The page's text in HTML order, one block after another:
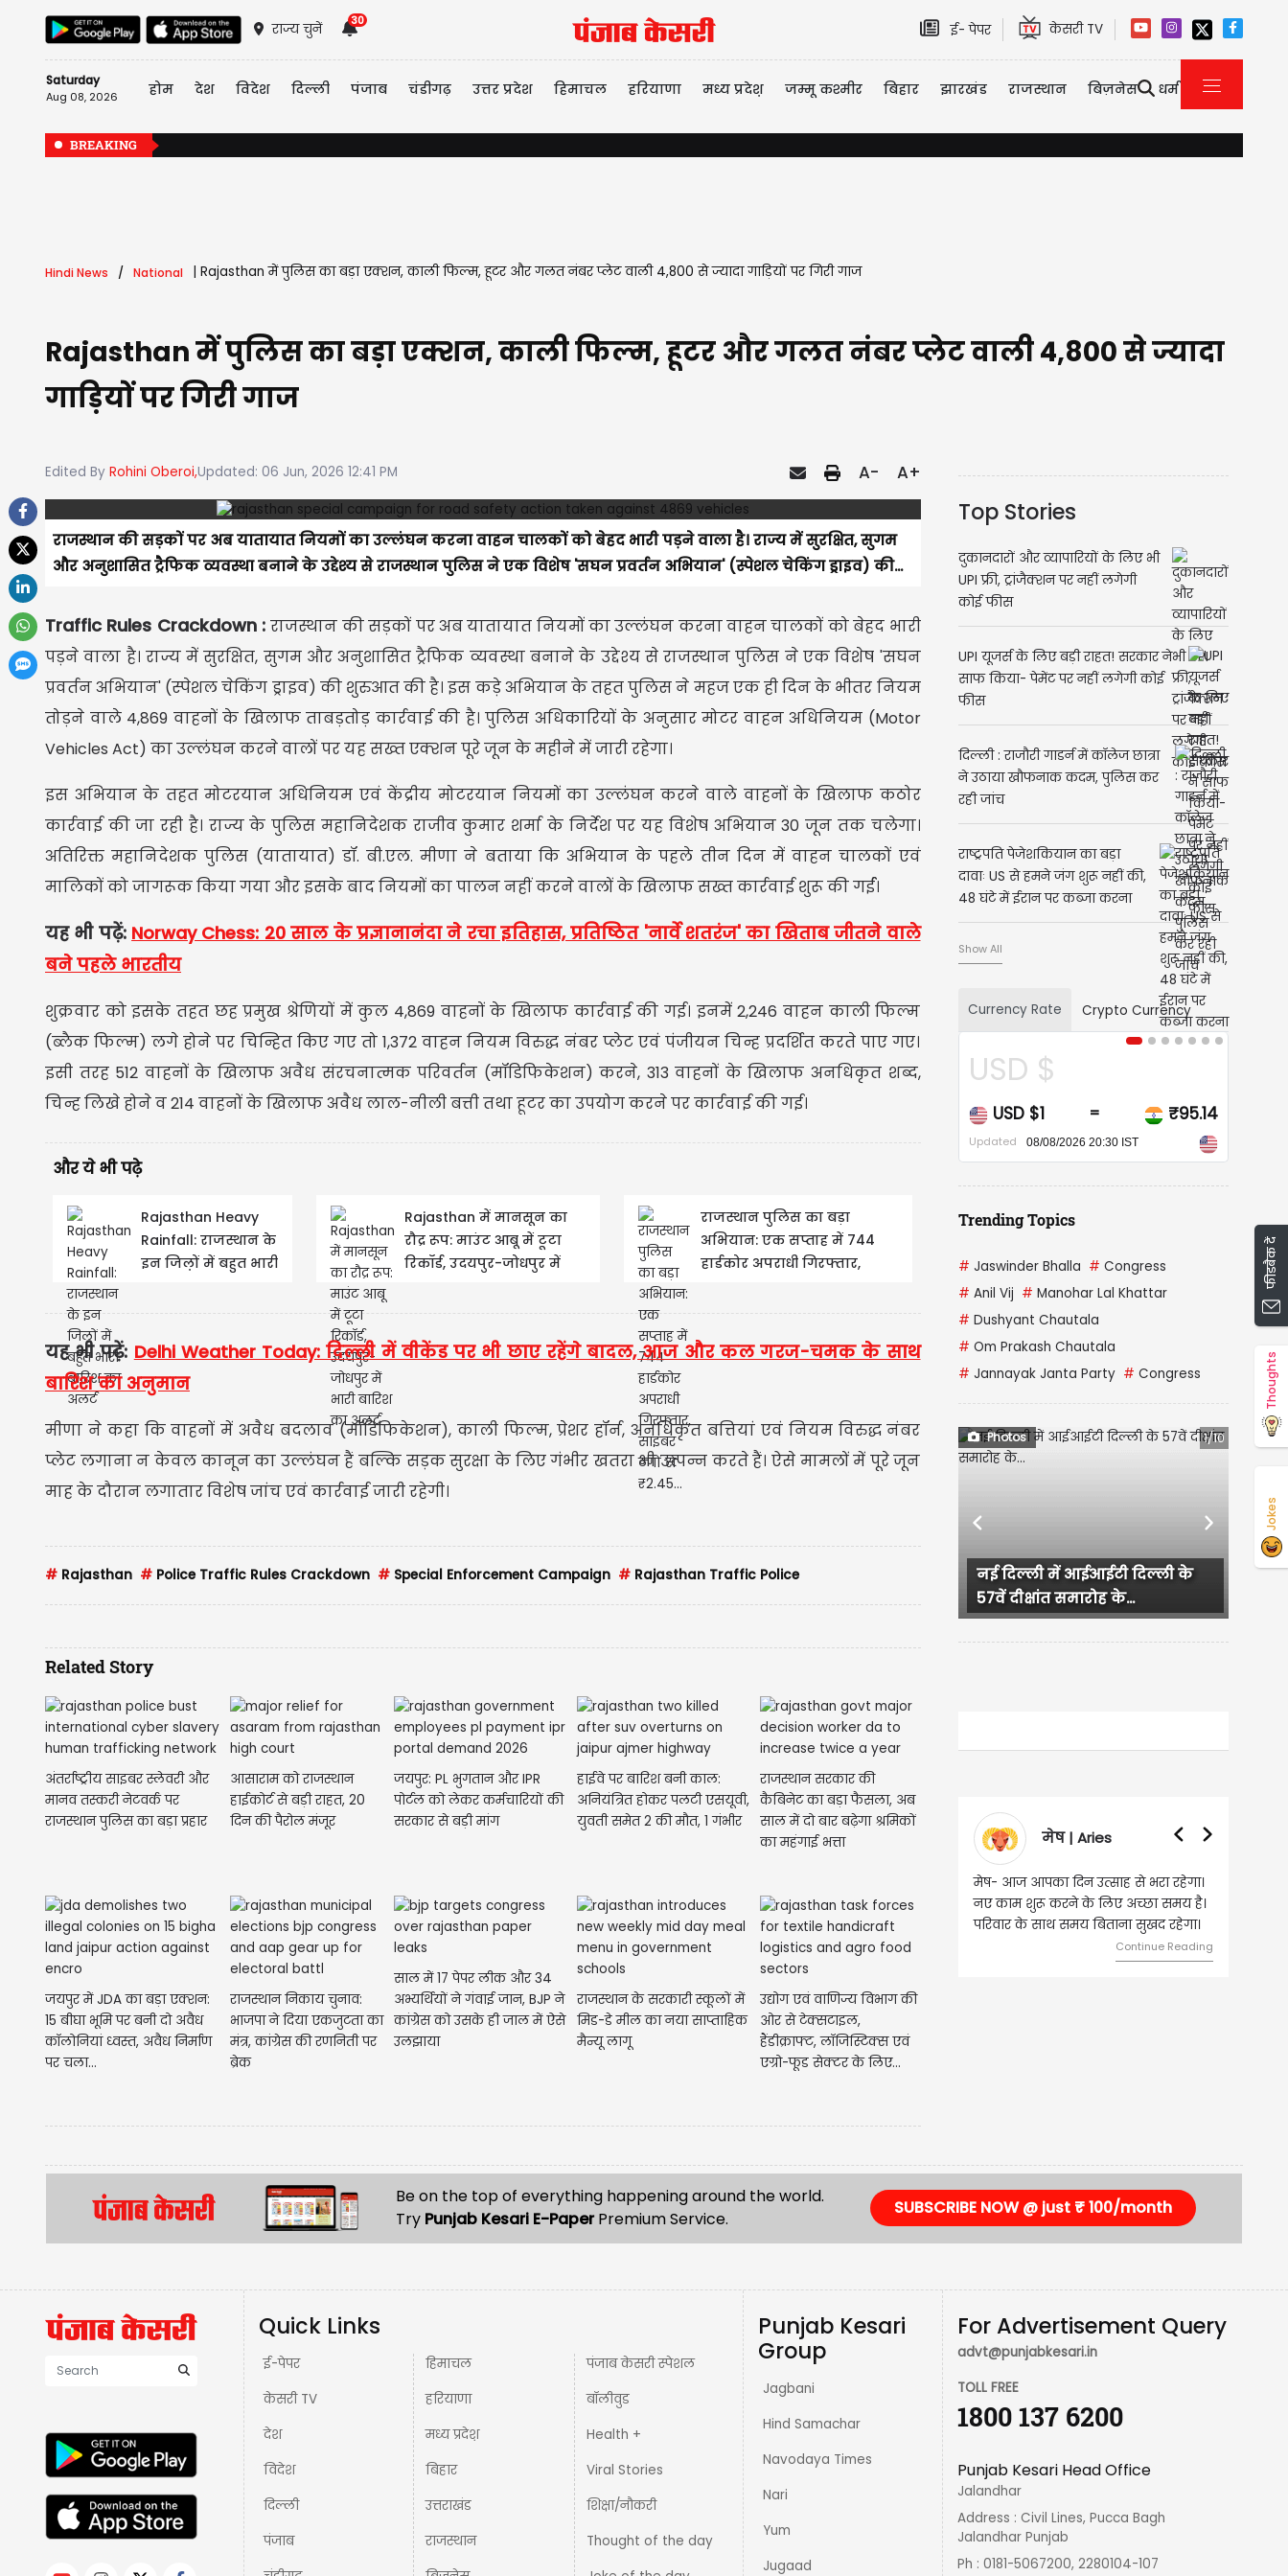
राज्य चुनें
30
ई- पेपर केसरी TV
Saturday
Aug 08, 2026 होम देश विदेश दिल्ली पंजाब चंडीगढ़ उत्तर प्रदेश हिमाचल हरियाणा मध्य प्रदेश़ जम्मू कश्मीर बिहार झारखंड राजस्थान बिज़नेस धर्म
BREAKING
Hindi News National Rajasthan में पुलिस का बड़ा एक्शन, काली फिल्म, हूटर और गलत नंबर प्लेट वाली 4,800 से ज्यादा गाड़ियों पर गिरी गाज
Rajasthan में पुलिस का बड़ा एक्शन, काली फिल्म, हूटर और गलत नंबर प्लेट वाली 4,800 से ज्यादा
गाड़ियों पर गिरी गाज
Edited By Rohini Oberoi,Updated: 06 Jun, 2026 12:41 PM A- A+
राजस्थान की सड़कों पर अब यातायात नियमों का उल्लंघन करना वाहन चालकों को बेहद भारी पड़ने वाला है। राज्य में सुरक्षित, सुगम
और अनुशासित ट्रैफिक व्यवस्था बनाने के उद्देश्य से राजस्थान पुलिस ने एक विशेष 'सघन प्रवर्तन अभियान' (स्पेशल चेकिंग ड्राइव) की...
Traffic Rules Crackdown :राजस्थान की सड़कों पर अब यातायात नियमों का उल्लंघन करना वाहन चालकों को बेहद भारी
पड़ने वाला है। राज्य में सुरक्षित, सुगम और अनुशासित ट्रैफिक व्यवस्था बनाने के उद्देश्य से राजस्थान पुलिस ने एक विशेष 'सघन
प्रवर्तन अभियान' (स्पेशल चेकिंग ड्राइव) की शुरुआत की है। इस कड़े अभियान के तहत पुलिस ने महज एक ही दिन के भीतर नियम
तोड़ने वाले 4,869 वाहनों के खिलाफ ताबड़तोड़ कार्रवाई की है। पुलिस अधिकारियों के अनुसार मोटर वाहन अधिनियम (Motor
Vehicles Act) का उल्लंघन करने वालों पर यह सख्त एक्शन पूरे जून के महीने में जारी रहेगा।
इस अभियान के तहत मोटरयान अधिनियम एवं केंद्रीय मोटरयान नियमों का उल्लंघन करने वाले वाहनों के खिलाफ कठोर
कार्रवाई की जा रही है। राज्य के पुलिस महानिदेशक राजीव कुमार शर्मा के निर्देश पर यह विशेष अभियान 30 जून तक चलेगा।
अतिरिक्त महानिदेशक पुलिस (यातायात) डॉ. बी.एल. मीणा ने बताया कि अभियान के पहले तीन दिन में वाहन चालकों एवं
मालिकों को जागरूक किया गया और इसके बाद नियमों का पालन नहीं करने वालों के खिलाफ सख्त कार्रवाई शुरू की गर्ई।
यह भी पढ़ें: Norway Chess: 20 साल के प्रज्ञानानंदा ने रचा इतिहास, प्रतिष्ठित 'नार्वे शतरंज' का खिताब जीतने वाले
बने पहले भारतीय
शुक्रवार को इसके तहत छह प्रमुख श्रेणियों में कुल 4,869 वाहनों के खिलाफ कार्रवाई की गई। इनमें 2,246 वाहन काली फिल्म
(ब्लैक फिल्म) लगे होने पर चिन्हित किए गए तो 1,372 वाहन नियम विरुद्ध नंबर प्लेट एवं पंजीयन चिन्ह प्रदर्शित करते पाए गए।
इसी तरह 512 वाहनों के खिलाफ अवैध संरचनात्मक परिवर्तन (मॉडिफिकेशन) करने, 313 वाहनों के खिलाफ अनधिकृत शब्द,
चिन्ह लिखे होने व 214 वाहनों के खिलाफ अवैध लाल-नीली बत्ती तथा हूटर का उपयोग करने पर कार्रवाई की गई।
और ये भी पढ़े
Rajasthan Heavy
Rainfall: राजस्थान के
इन जिल़ों में बहुत भारी
Rajasthan में मानसून का
रौद्र रूप: माउंट आबू में टूटा
रिकॉर्ड, उदयपुर-जोधपुर में
राजस्थान पुलिस का बड़ा
अभियान: एक सप्ताह में 744
हार्डकोर अपराधी गिरफ्तार,
यह भी पढ़ें: Delhi Weather Today: दिल्ली में वीकेंड पर भी छाए रहेंगे बादल, आज और कल गरज-चमक के साथ
बारिश का अनुमान
मीणा ने कहा कि वाहनों में अवैध बदलाव (मॉडिफिकेशन), काली फिल्म, प्रेशर हॉर्न, अनधिकृत बत्तियां एवं नियम विरुद्ध नंबर
प्लेट लगाना न केवल कानून का उल्लंघन हैं बल्कि सड़क सुरक्षा के लिए गंभीर खतरा भी उत्पन्न करते हैं। ऐसे मामलों में पूरे जून
माह के दौरान लगातार विशेष जांच एवं कार्रवाई जारी रहेगी।
# Rajasthan # Police Traffic Rules Crackdown # Special Enforcement Campaign # Rajasthan Traffic Police
Related Story
अंतर्राष्ट्रीय साइबर स्लेवरी और
मानव तस्करी नेटवर्क पर
राजस्थान पुलिस का बड़ा प्रहार
आसाराम को राजस्थान
हाईकोर्ट से बड़ी राहत, 20
दिन की पैरोल मंजूर
जयपुर: PL भुगतान और IPR
पोर्टल को लेकर कर्मचारियों की
सरकार से बड़ी मांग
हाईवे पर बारिश बनी काल:
अनियंत्रित होकर पलटी एसयूवी,
युवती समेत 2 की मौत, 1 गंभीर
राजस्थान सरकार की
कैबिनेट का बड़ा फैसला, अब
साल में दो बार बढ़ेगा श्रमिकों
का महंगाई भत्ता
जयपुर में JDA का बड़ा एक्शन:
15 बीघा भूमि पर बनी दो अवैध
कॉलोनियां ध्वस्त, अवैध निर्माण
पर चला...
राजस्थान निकाय चुनाव:
भाजपा ने दिया एकजुटता का
मंत्र, कांग्रेस की रणनिती पर
ब्रेक
साल में 17 पेपर लीक और 34
अभ्यर्थियों ने गंवाई जान, BJP ने
कांग्रेस को उसके ही जाल में ऐसे
उलझाया
राजस्थान के सरकारी स्कूलों में
मिड-डे मील का नया साप्ताहिक
मैन्यू लागू
उद्योग एवं वाणिज्य विभाग की
ओर से टेक्सटाइल,
हैंडीक्राफ्ट, लॉजिस्टिक्स एवं
एग्रो-फूड सेक्टर के लिए...
Top Stories
दुकानदारों और व्यापारियों के लिए भी
UPI फ्री, ट्रांजैक्शन पर नहीं लगेगी
कोई फीस
UPI यूजर्स के लिए बड़ी राहत! सरकार ने
साफ किया- पेमेंट पर नहीं लगेगी कोई
फीस
दिल्ली : राजौरी गाडर्न में कॉलेज छात्रा
ने उठाया खौफनाक कदम, पुलिस कर
रही जांच
राष्ट्रपति पेजेशकियान का बड़ा
दावाः US से हमने जंग शुरू नहीं की,
48 घंटे में ईरान पर कब्जा करना
चाहते थे अमेरिका-इजरायल
Show All
Currency Rate Crypto Currency
USD $
USD $1 ₹95.14
Updated 08/08/2026 20:30 IST Updated
Trending Topics
# Jaswinder Bhalla # Congress
# Anil Vij # Manohar Lal Khattar
# Dushyant Chautala
# Om Prakash Chautala
# Jannayak Janta Party # Congress
Photos 1/10
नई दिल्ली में आईआईटी दिल्ली के
57वें दीक्षांत समारोह के...
Previous Next
मेष | Aries
मेष- आज आपका दिन उत्साह से भरा रहेगा।
नए काम शुरू करने के लिए अच्छा समय है।
परिवार के साथ समय बिताना सुखद रहेगा।
Continue Reading
वृष- आज का दिन
लिए शुभ रहने
मामलों में सफलता
मेलजोल बढ़ेगा।
समझकर...
Be on the top of everything happening around the world.
Try Punjab Kesari E-PaperPremium Service.
SUBSCRIBE NOW @ just ₹ 100/month
Quick Links
ई-पेपर
केसरी TV
देश
विदेश
दिल्ली
पंजाब
हिमाचल
हरियाणा
मध्य प्रदेश़
बिहार
उत्तराखंड
राजस्थान
पंजाब केसरी स्पेशल
बॉलीवुड
Health +
Viral Stories
शिक्षा/नौकरी
Thought of the day
Punjab Kesari
Group
Jagbani
Hind Samachar
Navodaya Times
Nari
Yum
Jugaad
For Advertisement Query
advt@punjabkesari.in
TOLL FREE
1800 137 6200
Punjab Kesari Head Office
Jalandhar
Address : Civil Lines, Pucca Bagh
Jalandhar Punjab
Ph : 0181-5067200, 2280104-107
फीडबैक दें
Thoughts
Jokes